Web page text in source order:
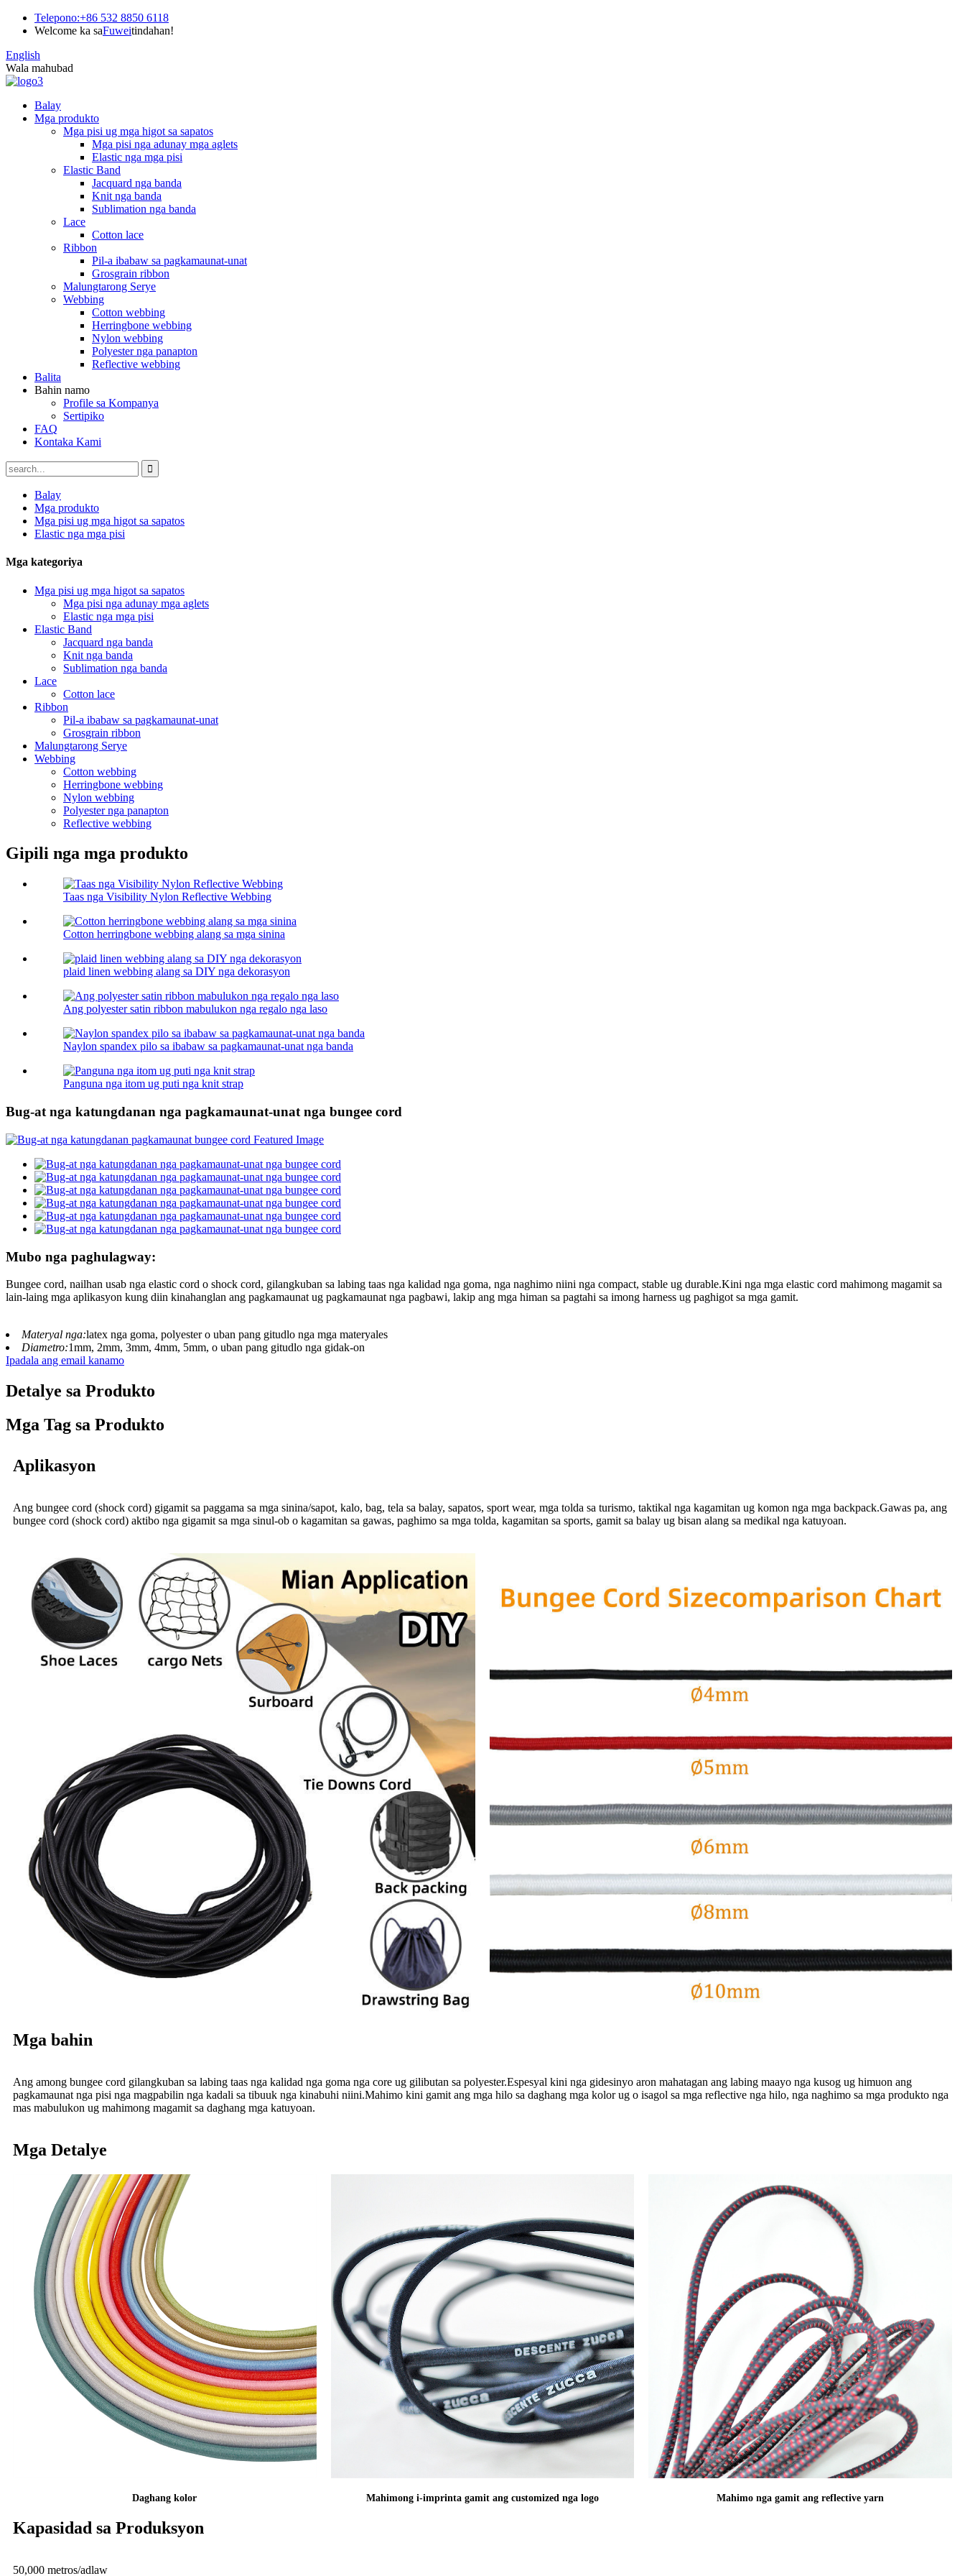
Telepono:+86 532 8850 6118
Welcome ka saFuweitindahan!
English
Wala mahubad
Balay
Mga produkto
Mga pisi ug mga higot sa sapatos
Mga pisi nga adunay mga aglets
Elastic nga mga pisi
Elastic Band
Jacquard nga banda
Knit nga banda
Sublimation nga banda
Lace
Cotton lace
Ribbon
Pil-a ibabaw sa pagkamaunat-unat
Grosgrain ribbon
Malungtarong Serye
Webbing
Cotton webbing
Herringbone webbing
Nylon webbing
Polyester nga panapton
Reflective webbing
Balita
Bahin namo
Profile sa Kompanya
Sertipiko
FAQ
Kontaka Kami
Balay
Mga produkto
Mga pisi ug mga higot sa sapatos
Elastic nga mga pisi
Mga kategoriya
Mga pisi ug mga higot sa sapatos
Mga pisi nga adunay mga aglets
Elastic nga mga pisi
Elastic Band
Jacquard nga banda
Knit nga banda
Sublimation nga banda
Lace
Cotton lace
Ribbon
Pil-a ibabaw sa pagkamaunat-unat
Grosgrain ribbon
Malungtarong Serye
Webbing
Cotton webbing
Herringbone webbing
Nylon webbing
Polyester nga panapton
Reflective webbing
Gipili nga mga produkto
Taas nga Visibility Nylon Reflective Webbing
Cotton herringbone webbing alang sa mga sinina
plaid linen webbing alang sa DIY nga dekorasyon
Ang polyester satin ribbon mabulukon nga regalo nga laso
Naylon spandex pilo sa ibabaw sa pagkamaunat-unat nga banda
Panguna nga itom ug puti nga knit strap
Bug-at nga katungdanan nga pagkamaunat-unat nga bungee cord
Mubo nga paghulagway:
Bungee cord, nailhan usab nga elastic cord o shock cord, gilangkuban sa labing taas nga kalidad nga goma, nga naghimo niini nga compact, stable ug durable.Kini nga mga elastic cord mahimong magamit sa
lain-laing mga aplikasyon kung diin kinahanglan ang pagkamaunat ug pagkamaunat nga pagbawi, lakip ang mga himan sa pagtahi sa imong harness ug paghigot sa mga gamit.
Materyal nga:latex nga goma, polyester o uban pang gitudlo nga mga materyales
Diametro:1mm, 2mm, 3mm, 4mm, 5mm, o uban pang gitudlo nga gidak-on
Ipadala ang email kanamo
Detalye sa Produkto
Mga Tag sa Produkto
Aplikasyon
Ang bungee cord (shock cord) gigamit sa paggama sa mga sinina/sapot, kalo, bag, tela sa balay, sapatos, sport wear, mga tolda sa turismo, taktikal nga kagamitan ug komon nga mga backpack.Gawas pa, ang
bungee cord (shock cord) aktibo nga gigamit sa mga sinul-ob o kagamitan sa gawas, paghimo sa mga tolda, kagamitan sa sports, gamit sa balay ug bisan alang sa medikal nga katuyoan.
Mga bahin
Ang among bungee cord gilangkuban sa labing taas nga kalidad nga goma nga core ug gilibutan sa polyester.Espesyal kini nga gidesinyo aron mahatagan ang labing maayo nga kusog ug himuon ang
pagkamaunat nga pisi nga magpabilin nga kadali sa tibuuk nga kinabuhi niini.Mahimo kini gamit ang mga hilo sa daghang mga kolor ug o isagol sa mga reflective nga hilo, nga naghimo sa mga produkto nga
mas mabulukon ug mahimong magamit sa daghang mga katuyoan.
Mga Detalye
Daghang kolor Mahimong i-imprinta gamit ang customized nga logo Mahimo nga gamit ang reflective yarn
Kapasidad sa Produksyon
50,000 metros/adlaw